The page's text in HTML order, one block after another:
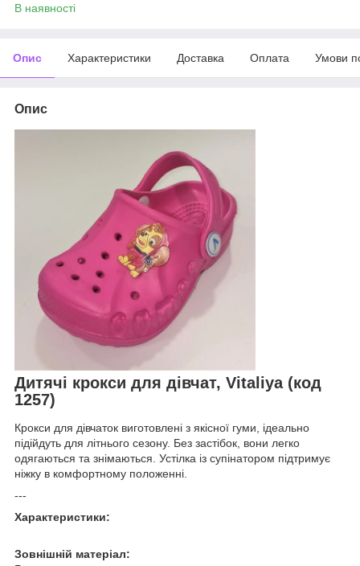
В наявності
Опис Характеристики Доставка Оплата Умови
Опис
Дитячі крокси для дівчат, Vitaliya (код
1257)
Крокси для дівчаток виготовлені з якісної гуми, ідеально
підійдуть для літнього сезону. Без застібок, вони легко
одягаються та знімаються. Устілка із супінатором підтримує
ніжку в комфортному положенні.
---
Характеристики:
Зовнішній матеріал: